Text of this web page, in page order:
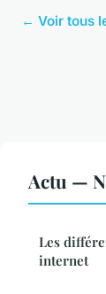
← Voir tous
Actu —
Les
internet